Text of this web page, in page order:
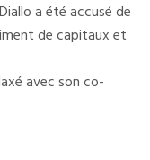
a été accusé de
de capitaux et
avec son co-